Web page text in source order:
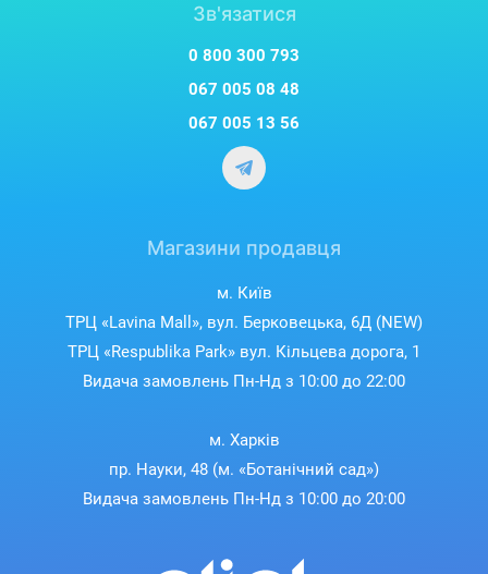
Зв'язатися
0 800 300 793
067 005 08 48
067 005 13 56
Магазини продавця
м. Київ
ТРЦ «Lavina Mall», вул. Берковецька, 6Д (NEW)
ТРЦ «Respublika Park» вул. Кільцева дорога, 1
Видача замовлень Пн-Нд з 10:00 до 22:00
м. Харків
пр. Науки, 48 (м. «Ботанічний сад»)
Видача замовлень Пн-Нд з 10:00 до 20:00